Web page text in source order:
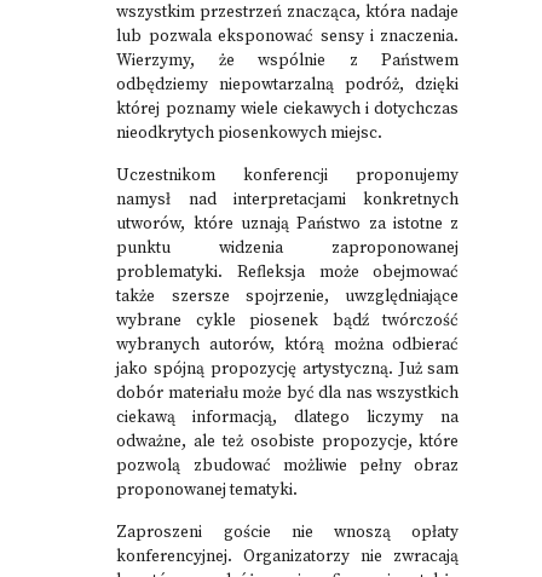
wszystkim przestrzeń znacząca, która nadaje
lub pozwala eksponować sensy i znaczenia.
Wierzymy, że wspólnie z Państwem
odbędziemy niepowtarzalną podróż, dzięki
której poznamy wiele ciekawych i dotychczas
nieodkrytych piosenkowych miejsc.
Uczestnikom konferencji proponujemy
namysł nad interpretacjami konkretnych
utworów, które uznają Państwo za istotne z
punktu widzenia zaproponowanej
problematyki. Refleksja może obejmować
także szersze spojrzenie, uwzględniające
wybrane cykle piosenek bądź twórczość
wybranych autorów, którą można odbierać
jako spójną propozycję artystyczną. Już sam
dobór materiału może być dla nas wszystkich
ciekawą informacją, dlatego liczymy na
odważne, ale też osobiste propozycje, które
pozwolą zbudować możliwie pełny obraz
proponowanej tematyki.
Zaproszeni goście nie wnoszą opłaty
konferencyjnej. Organizatorzy nie zwracają